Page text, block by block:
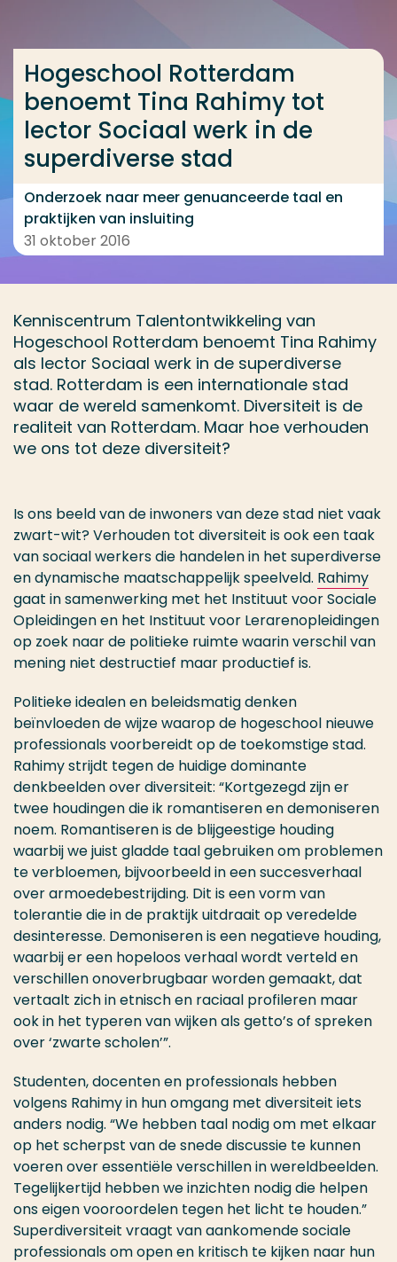
... > Hogeschool Rotterdam benoemt Tina
Hogeschool Rotterdam
benoemt Tina Rahimy tot
lector Sociaal werk in de
superdiverse stad
Onderzoek naar meer genuanceerde taal en
praktijken van insluiting
31 oktober 2016
Kenniscentrum Talentontwikkeling van
Hogeschool Rotterdam benoemt Tina Rahimy
als lector Sociaal werk in de superdiverse
stad. Rotterdam is een internationale stad
waar de wereld samenkomt. Diversiteit is de
realiteit van Rotterdam. Maar hoe verhouden
we ons tot deze diversiteit?
Is ons beeld van de inwoners van deze stad niet vaak
zwart-wit? Verhouden tot diversiteit is ook een taak
van sociaal werkers die handelen in het superdiverse
en dynamische maatschappelijk speelveld. Rahimy
gaat in samenwerking met het Instituut voor Sociale
Opleidingen en het Instituut voor Lerarenopleidingen
op zoek naar de politieke ruimte waarin verschil van
mening niet destructief maar productief is.
Politieke idealen en beleidsmatig denken
beïnvloeden de wijze waarop de hogeschool nieuwe
professionals voorbereidt op de toekomstige stad.
Rahimy strijdt tegen de huidige dominante
denkbeelden over diversiteit: “Kortgezegd zijn er
twee houdingen die ik romantiseren en demoniseren
noem. Romantiseren is de blijgeestige houding
waarbij we juist gladde taal gebruiken om problemen
te verbloemen, bijvoorbeeld in een succesverhaal
over armoedebestrijding. Dit is een vorm van
tolerantie die in de praktijk uitdraait op veredelde
desinteresse. Demoniseren is een negatieve houding,
waarbij er een hopeloos verhaal wordt verteld en
verschillen onoverbrugbaar worden gemaakt, dat
vertaalt zich in etnisch en raciaal profileren maar
ook in het typeren van wijken als getto’s of spreken
over ‘zwarte scholen’”.
Studenten, docenten en professionals hebben
volgens Rahimy in hun omgang met diversiteit iets
anders nodig. “We hebben taal nodig om met elkaar
op het scherpst van de snede discussie te kunnen
voeren over essentiële verschillen in wereldbeelden.
Tegelijkertijd hebben we inzichten nodig die helpen
ons eigen vooroordelen tegen het licht te houden.”
Superdiversiteit vraagt van aankomende sociale
professionals om open en kritisch te kijken naar hun
Veel gezocht
Opleiding
Contact